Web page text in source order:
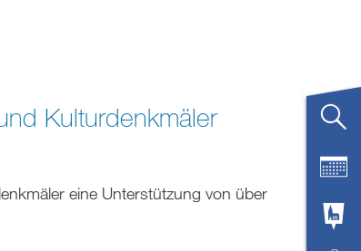
Kulturdenkmäler
eine Unterstützung von über